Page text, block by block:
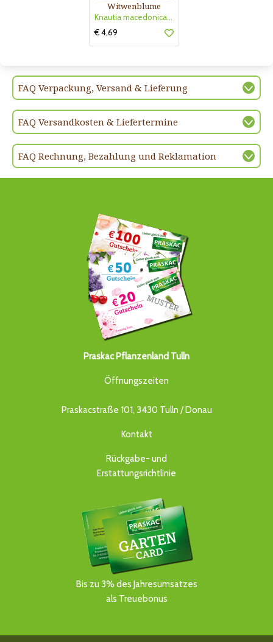
Witwenblume
Knautia macedonica 'Mars Midget'
€ 4,69
FAQ Verpackung, Versand & Lieferung
FAQ Versandkosten & Liefertermine
FAQ Rechnung, Bezahlung und Reklamation
Praskac Pflanzenland Tulln
Öffnungszeiten
Praskacstraße 101, 3430 Tulln / Donau
Kontakt
Rückgabe- und
Erstattungsrichtlinie
Bis zu 3% des Jahresumsatzes
als Treuebonus